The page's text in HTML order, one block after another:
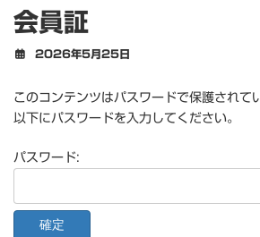
会員証
2026年5月25日
このコンテンツはパスワードで保護されて
以下にパスワードを入力してください。
パスワード: